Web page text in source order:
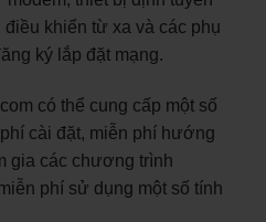
điều khiển từ xa và các phụ
ký lắp đặt mạng.
có thể cung cấp một số
cài đặt, miễn phí hướng
gia các chương trình
phí sử dụng một số tính